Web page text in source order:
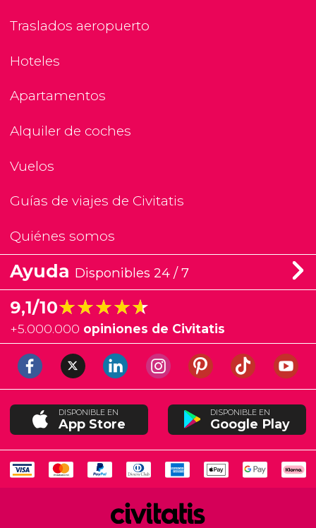
Traslados aeropuerto
Hoteles
Apartamentos
Alquiler de coches
Vuelos
Guías de viajes de Civitatis
Quiénes somos
Ayuda Disponibles 24 / 7
9,1/10★★★★★
★★★★★
+5.000.000 opiniones de Civitatis
DISPONIBLE EN
App Store
DISPONIBLE EN
Google Play